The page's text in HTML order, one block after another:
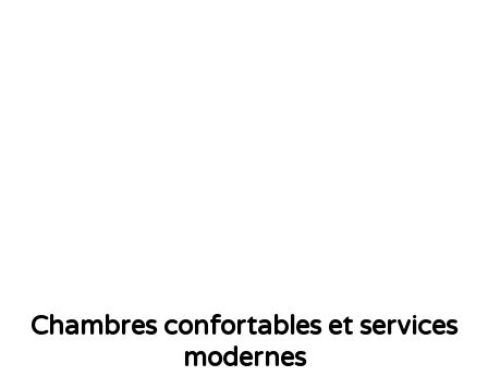
Chambres confortables et services
modernes